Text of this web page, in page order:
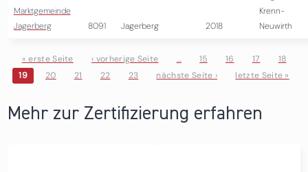
Marktgemeinde
Jagerberg
8091 Jagerberg 2018
Krenn-
Neuwirth
Seiten
« erste Seite ‹ vorherige Seite … 15 16 17
18
19
20 21 22 23 nächste Seite › letzte Seite »
Mehr zur Zertifizierung erfahren